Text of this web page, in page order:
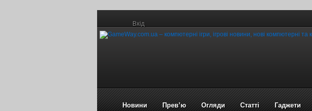
Вхід
Новини Прев’ю Огляди Статті Гаджети